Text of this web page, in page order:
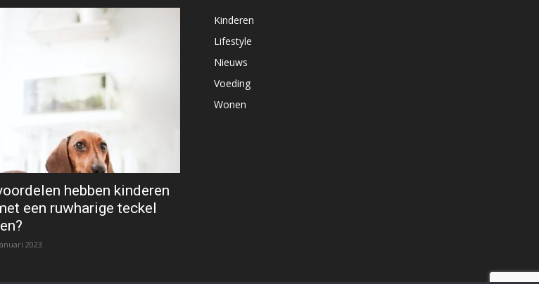
hebben kinderen
een ruwharige teckel
2023
Kinderen
Lifestyle
Nieuws
Voeding
Wonen